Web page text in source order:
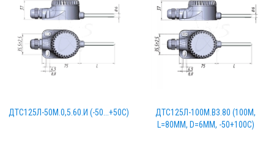
ДТС125Л-50М.0,5.60.И (-50...+50С)
ДТС125Л-100М.В3.80 (100М,
L=80ММ, D=6ММ, -50+100С)